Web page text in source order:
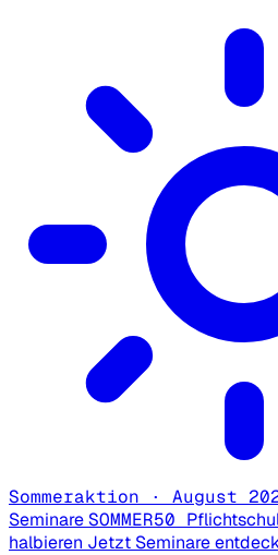
Sommeraktion · August
SeminareSOMMER50
halbieren Jetzt Seminare